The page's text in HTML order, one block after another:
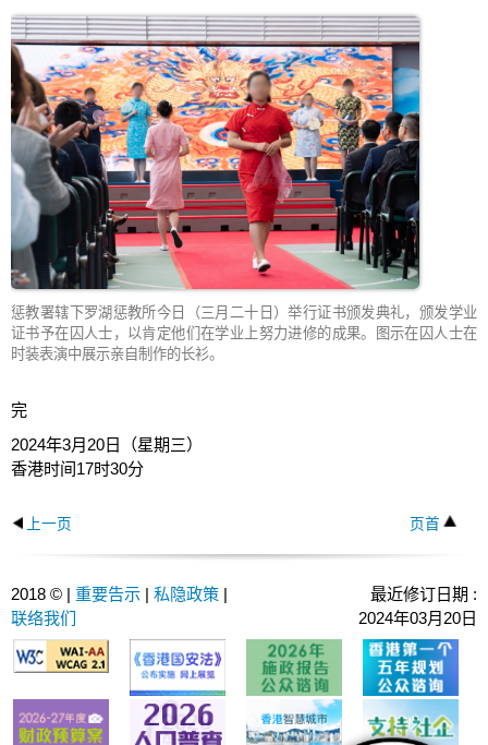
惩教署辖下罗湖惩教所今日（三月二十日）举行证书颁发典礼，颁发学业
证书予在囚人士，以肯定他们在学业上努力进修的成果。图示在囚人士在
时装表演中展示亲自制作的长衫。
完
2024年3月20日（星期三）
香港时间17时30分
上一页 页首
2018 © | 重要告示 | 私隐政策 |
联络我们
最近修订日期 :
2024年03月20日